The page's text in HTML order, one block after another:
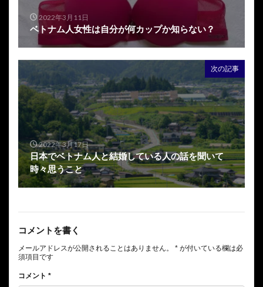
2022年3月11日
ベトナム人女性は自分が何カップか知らない？
次の記事
2022年3月17日
日本でベトナム人と結婚している人の話を聞いて
時々思うこと
コメントを書く
メールアドレスが公開されることはありません。 * が付いている欄は必
須項目です
コメント *